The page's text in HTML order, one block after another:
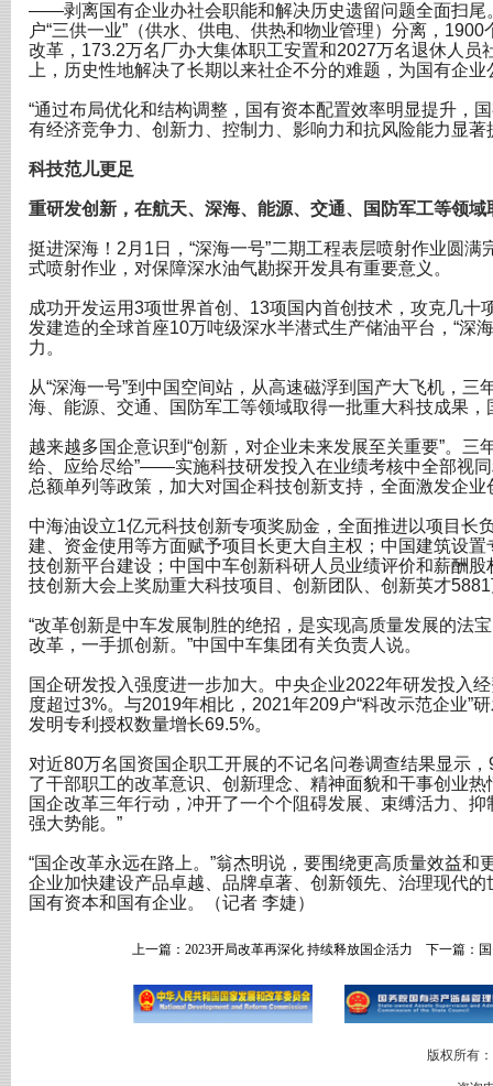
——剥离国有企业办社会职能和解决历史遗留问题全面扫尾
户“三供一业”（供水、供电、供热和物业管理）分离，
改革，173.2万名厂办大集体职工安置和2027万名退休人员
上，历史性地解决了长期以来社企不分的难题，为国有企
“通过布局优化和结构调整，国有资本配置效率明显提升，
有经济竞争力、创新力、控制力、影响力和抗风险能力显著
科技范儿更足
重研发创新，在航天、深海、能源、交通、国防军工等领
挺进深海！2月1日，“深海一号”二期工程表层喷射作业圆
式喷射作业，对保障深水油气勘探开发具有重要意义。
成功开发运用3项世界首创、13项国内首创技术，攻克几
发建造的全球首座10万吨级深水半潜式生产储油平台，“深
力。
从“深海一号”到中国空间站，从高速磁浮到国产大飞机，三
海、能源、交通、国防军工等领域取得一批重大科技成果
越来越多国企意识到“创新，对企业未来发展至关重要”。三
给、应给尽给”——实施科技研发投入在业绩考核中全部视
总额单列等政策，加大对国企科技创新支持，全面激发企业
中海油设立1亿元科技创新专项奖励金，全面推进以项目长
建、资金使用等方面赋予项目长更大自主权；中国建筑设
技创新平台建设；中国中车创新科研人员业绩评价和薪酬
技创新大会上奖励重大科技项目、创新团队、创新英才
“改革创新是中车发展制胜的绝招，是实现高质量发展的法
改革，一手抓创新。”中国中车集团有关负责人说。
国企研发投入强度进一步加大。中央企业2022年研发投入
度超过3%。与2019年相比，2021年209户“科改示范企业”
发明专利授权数量增长69.5%。
对近80万名国资国企职工开展的不记名问卷调查结果显示
了干部职工的改革意识、创新理念、精神面貌和干事创业
国企改革三年行动，冲开了一个个阻碍发展、束缚活力、
强大势能。”
“国企改革永远在路上。”翁杰明说，要围绕更高质量效益和
企业加快建设产品卓越、品牌卓著、创新领先、治理现代
国有资本和国有企业。（记者 李婕）
上一篇： 2023开局改革再深化 持续释放国企活力 下一篇：
版权所有